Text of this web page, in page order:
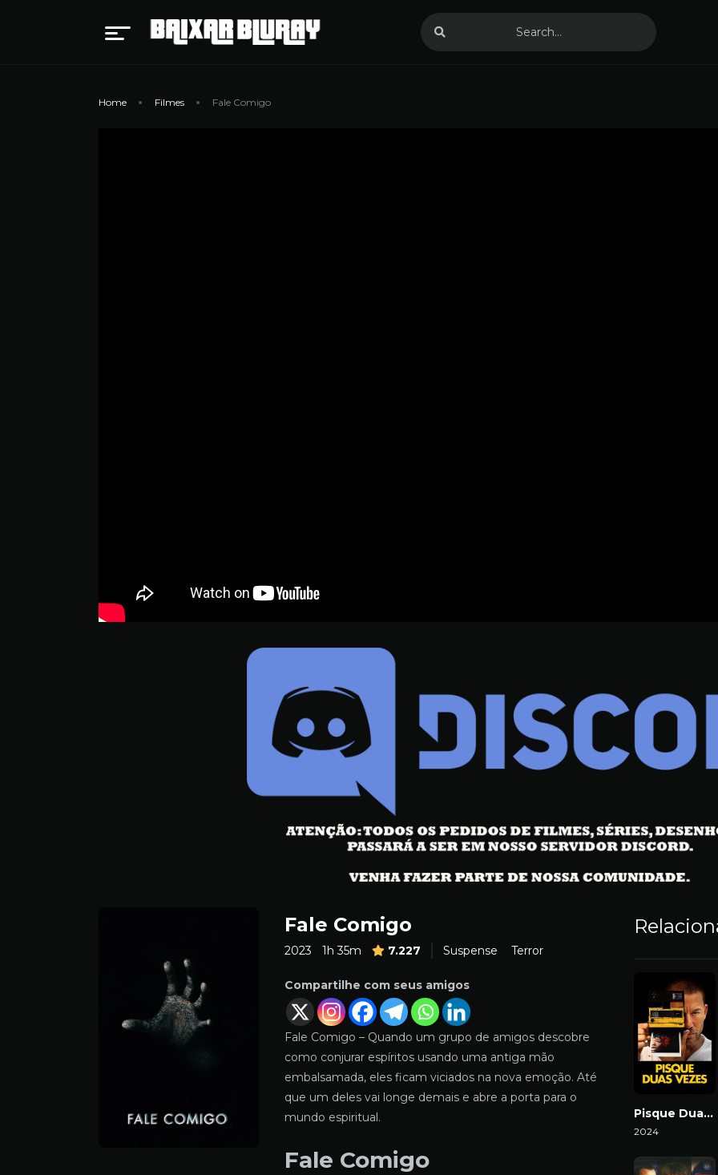
Home Filmes Fale Comigo
Fale Comigo
2023 1h 35m 7.227 Suspense Terror
Compartilhe com seus amigos
Fale Comigo – Quando um grupo de amigos descobre
como conjurar espíritos usando uma antiga mão
embalsamada, eles ficam viciados na nova emoção. Até
que um deles vai longe demais e abre a porta para o
mundo espiritual.
Fale Comigo
Pisque Duas Vezes
2024